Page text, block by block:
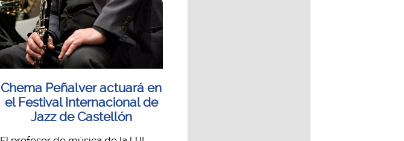
Chema Peñalver actuará en
el Festival Internacional de
Jazz de Castellón